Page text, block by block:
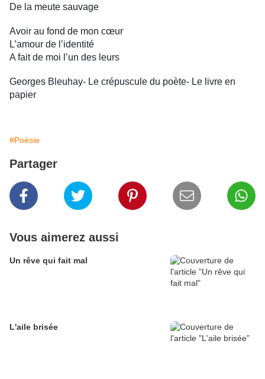
De la meute sauvage
Avoir au fond de mon cœur
L’amour de l’identité
A fait de moi l’un des leurs
Georges Bleuhay- Le crépuscule du poète- Le livre en
papier
#Poésie
Partager
Vous aimerez aussi
Un rêve qui fait mal
L'aile brisée